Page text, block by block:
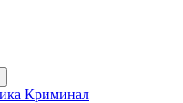
Криминал